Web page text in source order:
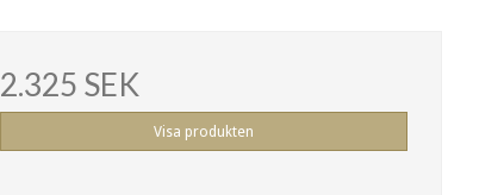
2.325 SEK
Visa produkten